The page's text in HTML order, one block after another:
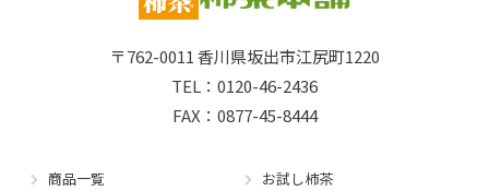
〒762-0011香川県坂出市江尻町1220
TEL：0120-46-2436
FAX：0877-45-8444
商品一覧
お試し柿茶